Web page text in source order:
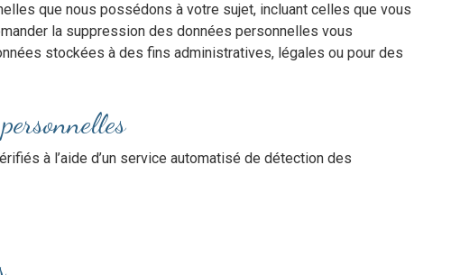
que nous possédons à votre sujet, incluant celles que vous
la suppression des données personnelles vous
stockées à des fins administratives, légales ou pour des
à l’aide d’un service automatisé de détection des